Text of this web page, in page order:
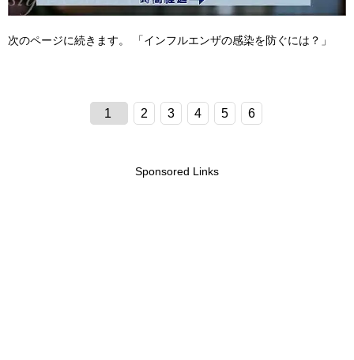
次のページに続きます。 「インフルエンザの感染を防ぐには？」
1 2 3 4 5 6
Sponsored Links